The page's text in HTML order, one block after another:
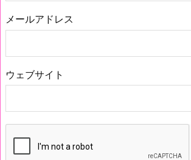
メールアドレス
ウェブサイト